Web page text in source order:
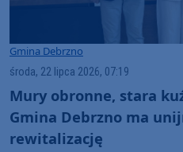
Gmina Debrzno
środa, 22 lipca 2026, 07:19
Mury obronne, stara
Gmina Debrzno ma
rewitalizację